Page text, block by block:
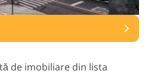
de imobiliare din lista